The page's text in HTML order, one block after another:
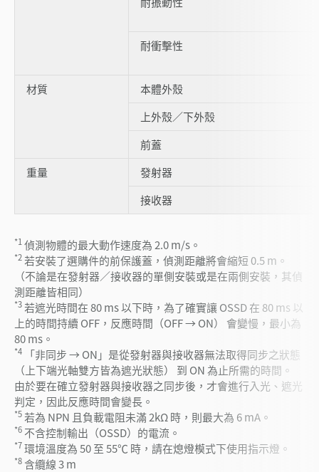
耐衝擊性
材質
本體外殼
上外殼／下外殼
前蓋
重量
發射器
接收器
*1 偵測物體的最大動作速度為 2.0 m/s。
*2若安裝了選購件的前保護蓋，偵測距離將會縮短 0.5 m。
（不論是在發射器／接收器的單側安裝或是在兩側安裝，其偵
測距離皆相同）
*3若遮光時間在 80 ms 以下時，為了確實讓 OSSD 在 80 ms 以
上的時間持續 OFF，反應時間（OFF → ON） 會變慢，最小為
80 ms。
*4
「非同步 → ON」是從發射器與接收器無法取得同步之狀態
（上下端光軸雙方皆為遮光狀態） 到 ON 為止所需的時間。
由於要在確立發射器與接收器之同步後，才會進行入光、遮光
判定，因此反應時間會變長。
*5若為 NPN 且負載電阻未滿 2kΩ 時，則最大為 6 mA。
*6 不含控制輸出（OSSD）的電流。
*7環境溫度為 50 至 55℃ 時，請在熄燈模式下使用指示燈。
*8 含纜線 3 m